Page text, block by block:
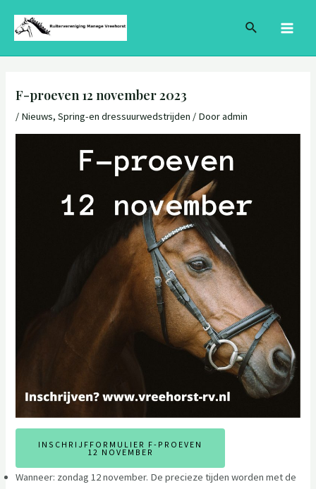
naar
Zoeken
F-proeven 12 november 2023
/ Nieuws,Spring-en dressuurwedstrijden / Dooradmin
INSCHRIJFFORMULIER F-PROEVEN
12 NOVEMBER
Wanneer: zondag 12 november. De precieze tijden worden met de
navigatie